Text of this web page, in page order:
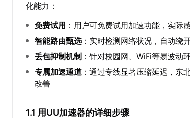
化能力：
免费试用 ：用户可免费试用加速功能，实际
智能路由甄选：实时检测网络状况，自动绕
丢包抑制机制 ：针对校园网、WiFi等易波动
专属加速通道 ：通过专线显著压缩延迟，东
改善
1.1 用UU加速器的详细步骤